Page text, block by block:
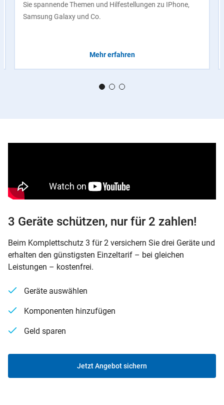
Sie spannende Themen und Hilfestellungen zu IPhone,
Samsung Galaxy und Co.
Mehr erfahren
3 Geräte schützen, nur für 2 zahlen!
Beim Komplettschutz 3 für 2 versichern Sie drei Geräte und
erhalten den günstigsten Einzeltarif – bei gleichen
Leistungen – kostenfrei.
Geräte auswählen
Komponenten hinzufügen
Geld sparen
Jetzt Angebot sichern